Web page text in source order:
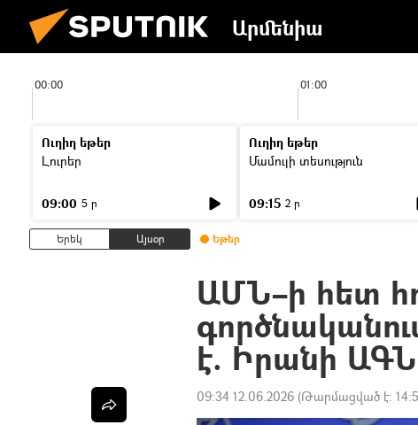
Արմենիա
00:00 01:00
Ուղիղ եթեր
Լուրեր
09:00 5 ր
Ուղիղ եթեր
Մամուլի տեսություն
09:15 2 ր
Երեկ Այսօր Եթեր
ԱՄՆ–ի հետ
է. Իրանի ԱԳՆ
09:34 12.06.2026 (Թարմացված է: